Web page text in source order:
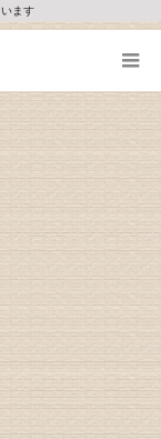
ます